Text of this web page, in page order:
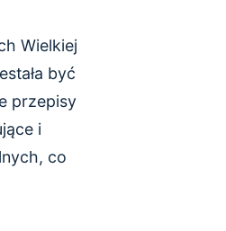
Wielkiej
być
przepisy
i
co